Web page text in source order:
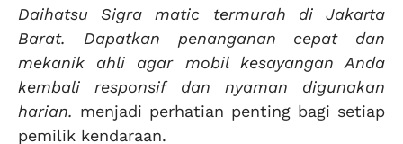
Daihatsu Sigra matic termurah di Jakarta
Barat. Dapatkan penanganan cepat dan
mekanik ahli agar mobil kesayangan Anda
kembali responsif dan nyaman digunakan
harian. menjadi perhatian penting bagi setiap
pemilik kendaraan.